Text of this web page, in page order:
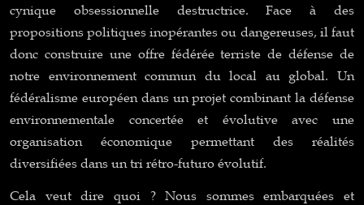
cynique obsessionnelle destructrice. Face à des
propositions politiques inopérantes ou dangereuses, il faut
donc construire une offre fédérée terriste de défense de
notre environnement commun du local au global. Un
fédéralisme européen dans un projet combinant la défense
environnementale concertée et évolutive avec une
organisation économique permettant des réalités
diversifiées dans un tri rétro-futuro évolutif.
Cela veut dire quoi ? Nous sommes embarquées et